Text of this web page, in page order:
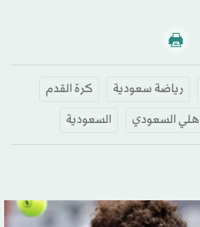
رياضة سعودية
كرة القدم
السعودي
السعودية